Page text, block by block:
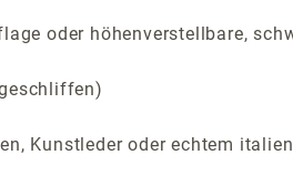
oder höhenverstellbare,
Kunstleder oder echtem